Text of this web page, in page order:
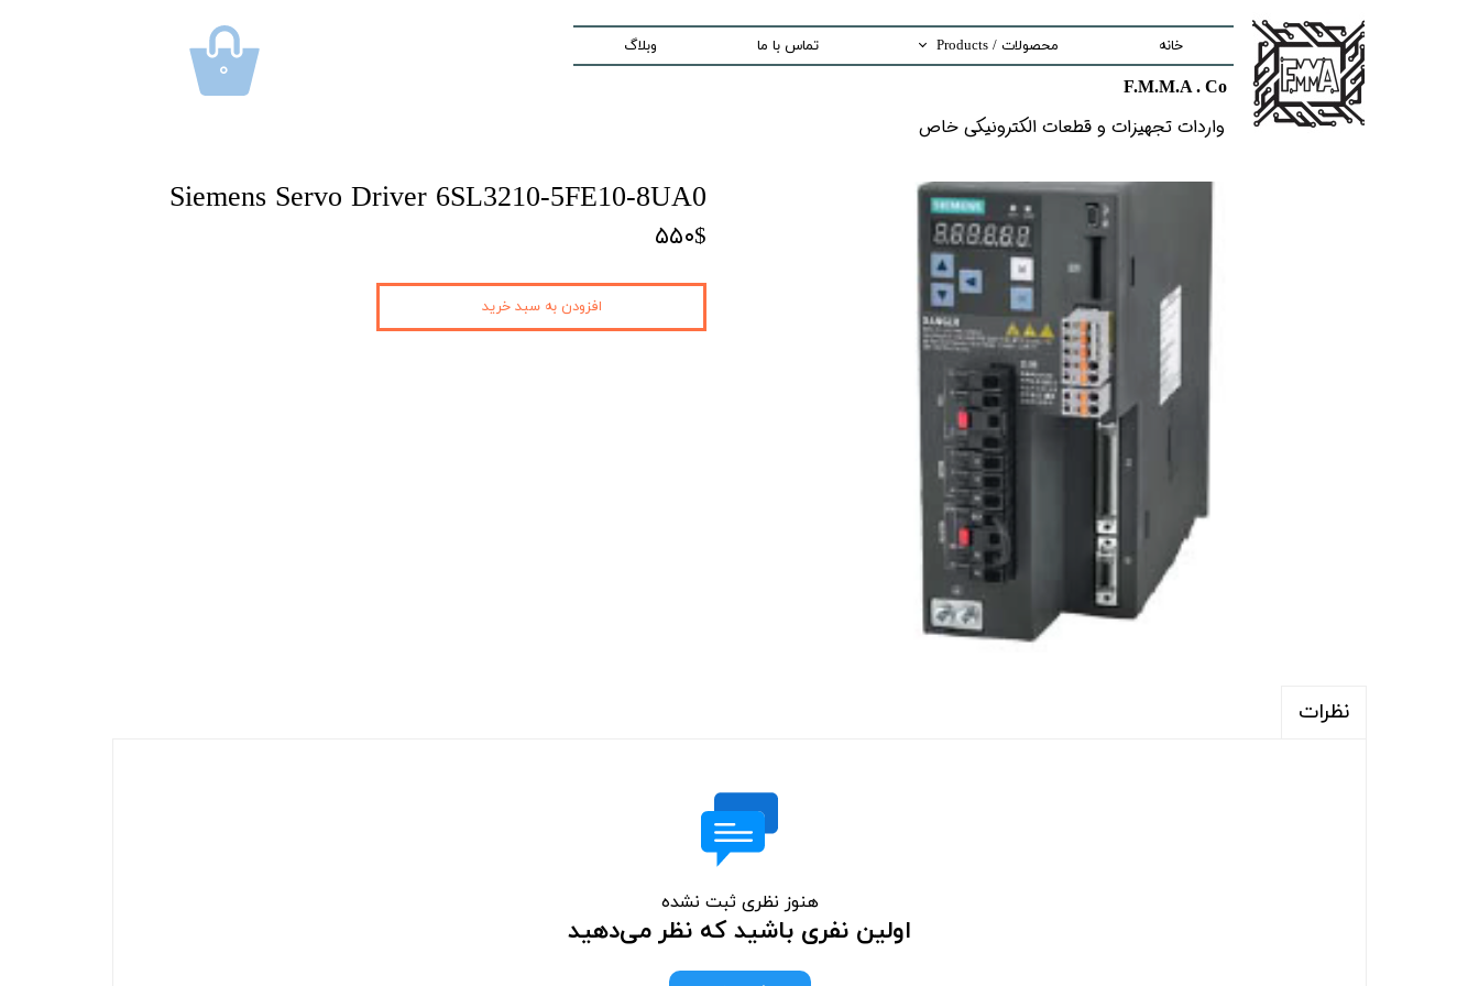
خانه محصولات / Products
Measurement Equipment
Laser Systems
Access Control system
Security And Inspection Solutions
Production and Assemble -PCB Electronic Boards
تماس با ما وبلاگ
F.M.M.A . Co
واردات تجهیزات و قطعات الکترونیکى خاص​​​​​​​
۰
Siemens Servo Driver 6SL3210-5FE10-8UA0
۵۵۰$
افزودن به سبد خرید
نظرات
هنوز نظری ثبت نشده
اولین نفری باشید که نظر می‌دهید